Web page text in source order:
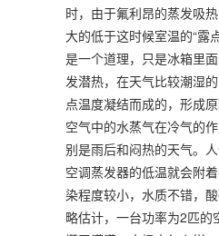
时，由于氟利昂的蒸发吸
大的低于这时候室温的“露
是一个道理，只是冰箱里
发潜热，在天气比较潮湿
点温度凝结而成的，形成
空气中的水蒸气在冷气的
别是雨后和闷热的天气。
空调蒸发器的低温就会附
染程度较小，水质不错，
略估计，一台功率为2匹